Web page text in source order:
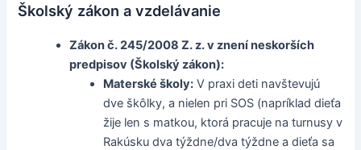
Školský zákon a vzdelávanie
Zákon č. 245/2008 Z. z. v znení neskorších
predpisov (Školský zákon):
Materské školy: V praxi deti navštevujú
dve škôlky, a nielen pri SOS (napríklad dieťa
žije len s matkou, ktorá pracuje na turnusy v
Rakúsku dva týždne/dva týždne a dieťa sa